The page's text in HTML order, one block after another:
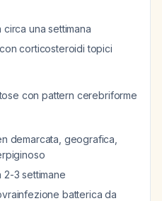
circa una settimana
corticosteroidi topici
con pattern cerebriforme
demarcata, geografica,
2-3 settimane
batterica da